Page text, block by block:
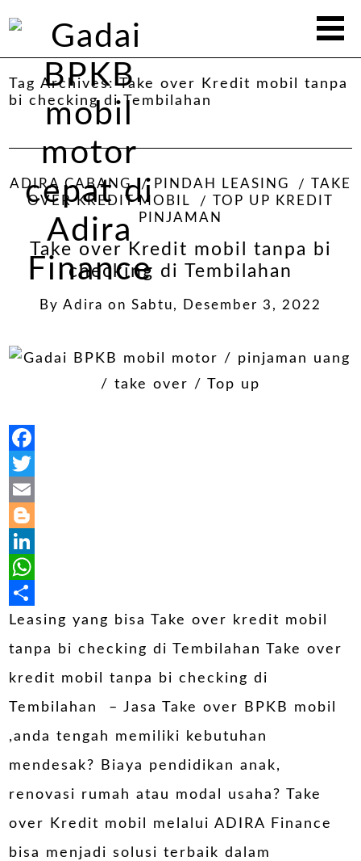
Tag Archives:Take over Kredit mobil tanpa
bi checking di Tembilahan
ADIRA CABANG PINDAH LEASING
TAKE
OVER KREDIT MOBIL
TOP UP KREDIT
PINJAMAN
Take over Kredit mobil tanpa bi
checking di Tembilahan
By Adira on Sabtu, Desember 3, 2022
Facebook
Twitter
Email
Blogger
LinkedIn
WhatsApp
Share
Leasing yang bisa Take over kredit mobil
tanpa bi checking di Tembilahan Take over
kredit mobil tanpa bi checking di
Tembilahan – Jasa Take over BPKB mobil
,anda tengah memiliki kebutuhan
mendesak? Biaya pendidikan anak,
renovasi rumah atau modal usaha? Take
over Kredit mobil melalui ADIRA Finance
bisa menjadi solusi terbaik dalam